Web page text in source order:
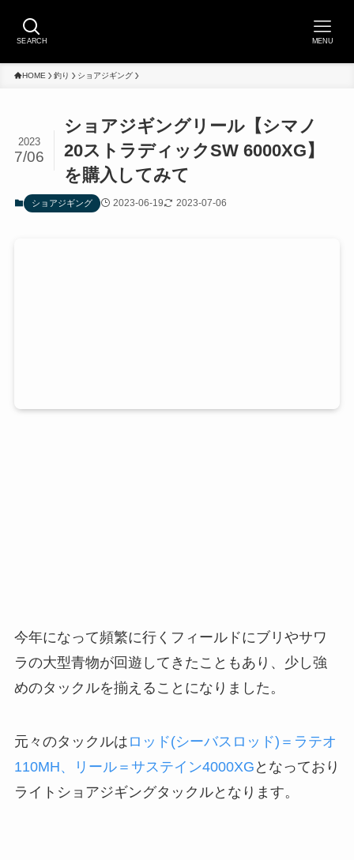
SEARCH MENU
HOME 釣り ショアジギング
ショアジギングリール【シマノ
20ストラディックSW 6000XG】
を購入してみて
2023
7/06
ショアジギング 2023-06-19 2023-07-06
今年になって頻繁に行くフィールドにブリやサワ
ラの大型青物が回遊してきたこともあり、少し強
めのタックルを揃えることになりました。
元々のタックルは ロッド(シーバスロッド)＝ラテオ
110MH、リール＝サステイン4000XG となっており
ライトショアジギングタックルとなります。